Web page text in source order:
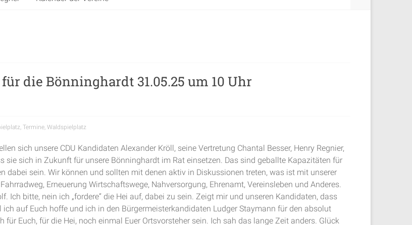
die Bönninghardt 31.05.25 um 10 Uhr
, Termine, Waldspielplatz
sich unsere CDU Kandidaten Alexander Kröll, seine Vertretung Chantal Besser, Henry Regnier,
sie sich in Zukunft für unsere Bönninghardt im Rat einsetzen. Das sind geballte Kapazitäten für
dabei sein. Wir können und sollten mit denen aktiv in Diskussionen treten, was ist mit unserer
Erneuerung Wirtschaftswege, Nahversorgung, Ehrenamt, Vereinsleben und Anderes.
Ich bitte, nein ich „fordere“ die Hei auf, dabei zu sein. Zeigt mir und unseren Kandidaten, dass
ich auf Euch hoffe und ich in den Bürgermeisterkandidaten Ludger Staymann für den absolut
Euch, für die Hei, noch einmal Euer Ortsvorsteher sein. Ich sah das lange Zeit anders. Glück